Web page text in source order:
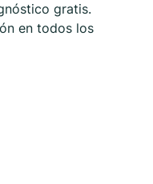
gratis.
en todos los